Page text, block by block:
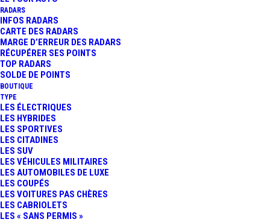
RADARS
INFOS RADARS
CARTE DES RADARS
MARGE D’ERREUR DES RADARS
RÉCUPÉRER SES POINTS
TOP RADARS
SOLDE DE POINTS
BOUTIQUE
TYPE
LES ÉLECTRIQUES
LES HYBRIDES
LES SPORTIVES
LES CITADINES
LES SUV
LES VÉHICULES MILITAIRES
LES AUTOMOBILES DE LUXE
LES COUPÉS
LES VOITURES PAS CHÈRES
LES CABRIOLETS
LES « SANS PERMIS »
18 Minutes